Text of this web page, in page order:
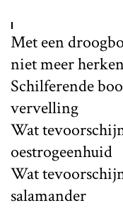
I
Met een
niet meer
Schilferende
vervelling
Wat
oestrogeenhuid
Wat
salamander